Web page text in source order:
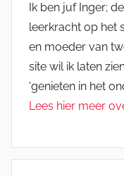
Ik ben juf Inger;
leerkracht op het
en moeder van
site wil ik laten
'genieten in het
Lees hier meer